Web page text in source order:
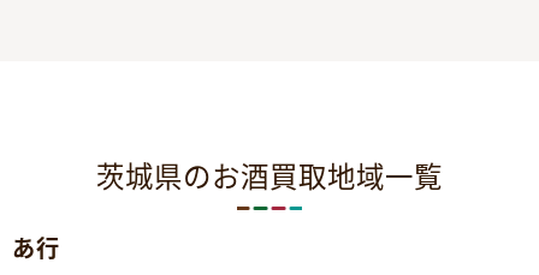
茨城県のお酒買取地域一覧
あ行